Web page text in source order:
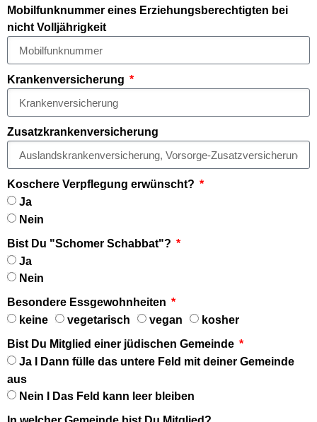
Mobilfunknummer eines Erziehungsberechtigten bei
nicht Volljährigkeit
Krankenversicherung
Zusatzkrankenversicherung
Koschere Verpflegung erwünscht?
Ja
Nein
Bist Du "Schomer Schabbat"?
Ja
Nein
Besondere Essgewohnheiten
keine
vegetarisch vegan
kosher
Bist Du Mitglied einer jüdischen Gemeinde
Ja I Dann fülle das untere Feld mit deiner Gemeinde
aus
Nein I Das Feld kann leer bleiben